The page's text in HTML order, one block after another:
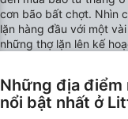
cơn bão bất chợt. Nhìn
lặn hàng đầu với một
những thợ lặn lên kế
Những địa điểm
nổi bật nhất ở
Use precise
Identify devices
Non-IAB processing